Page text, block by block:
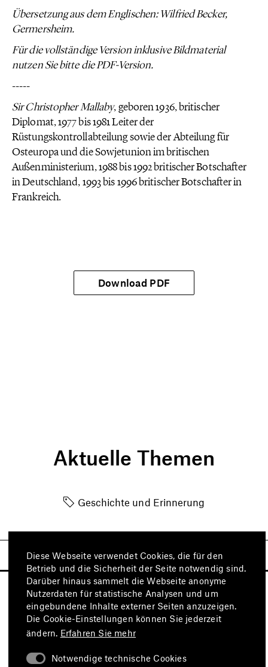
Übersetzung aus dem Englischen: Wilfried Becker,
Germersheim.
Für die vollständige Version inklusive Bildmaterial
nutzen Sie bitte die PDF-Version.
-----
Sir Christopher Mallaby, geboren 1936, britischer
Diplomat, 1977 bis 1981 Leiter der
Rüstungskontrollabteilung sowie der Abteilung für
Osteuropa und die Sowjetunion im britischen
Außenministerium, 1988 bis 1992 britischer Botschafter
in Deutschland, 1993 bis 1996 britischer Botschafter in
Frankreich.
Download PDF
Aktuelle Themen
Geschichte und Erinnerung
Besuchen Sie auch
Diese Webseite verwendet Cookies, die für den
Betrieb und die Sicherheit der Seite notwendig sind.
Darüber hinaus sammelt die Webseite anonyme
Nutzerdaten für statistische Analysen und um
eingebundene Inhalte externer Seiten anzuzeigen.
Die Cookie-Einstellungen können Sie jederzeit
ändern. Erfahren Sie mehr
Notwendige technische Cookies